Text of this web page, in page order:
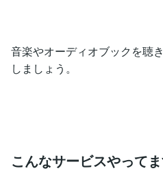
音楽やオーディオブックを聴
しましょう。
こんなサービスやって